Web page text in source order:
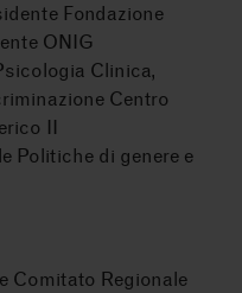
Fondazione
ONIG
Clinica,
Centro
II
Politiche di genere e
Comitato Regionale